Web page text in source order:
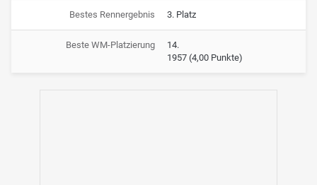
Bestes Rennergebnis 3. Platz
Beste WM-Platzierung
14.
1957 (4,00 Punkte)